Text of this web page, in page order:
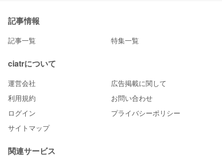
記事情報
記事一覧 特集一覧
ciatrについて
運営会社
広告掲載に関して
利用規約
お問い合わせ
ログイン
プライバシーポリシー
サイトマップ
関連サービス